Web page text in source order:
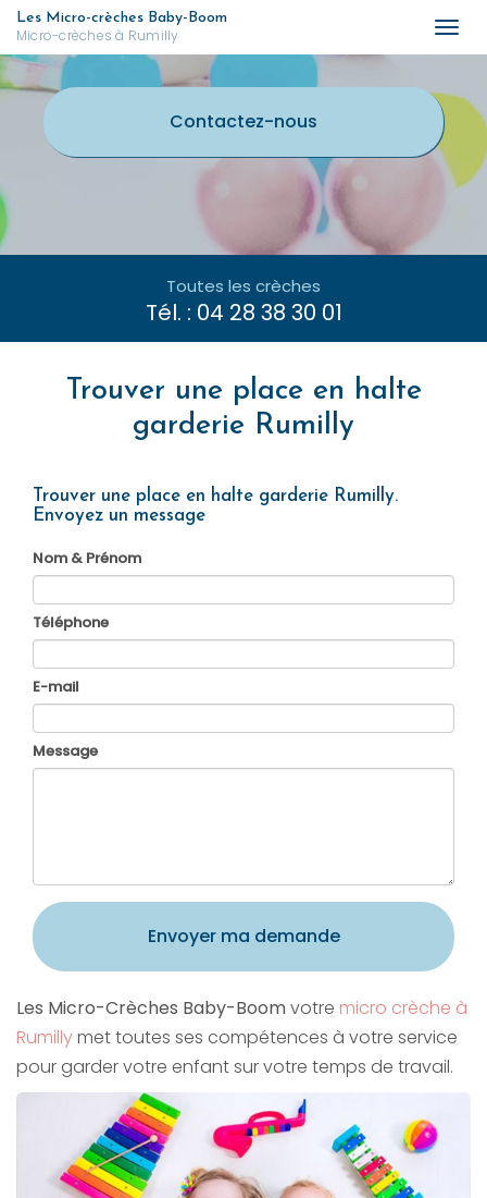
Aller
au
contenu
principal
Les Micro-crèches Baby-Boom
Micro-crèches à Rumilly
Contactez-nous
Toutes les crèches
Tél. : 04 28 38 30 01
Trouver une place en halte
garderie Rumilly
Trouver une place en halte garderie Rumilly.
Envoyez un message
Nom & Prénom
Téléphone
E-mail
Message
Envoyer ma demande
Les Micro-Crèches Baby-Boomvotre micro crèche à
Rumillymet toutes ses compétences à votre service
pour garder votre enfant sur votre temps de travail.